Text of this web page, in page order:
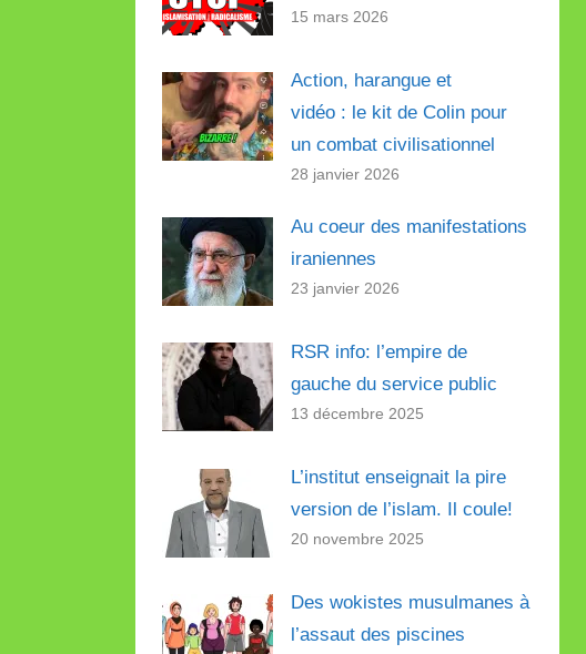
15 mars 2026
Action, harangue et
vidéo : le kit de Colin pour
un combat civilisationnel
28 janvier 2026
Au coeur des manifestations
iraniennes
23 janvier 2026
RSR info: l’empire de
gauche du service public
13 décembre 2025
L’institut enseignait la pire
version de l’islam. Il coule!
20 novembre 2025
Des wokistes musulmanes à
l’assaut des piscines